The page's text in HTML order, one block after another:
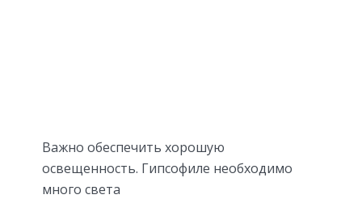
Важно обеспечить хорошую
освещенность. Гипсофиле необходимо
много света